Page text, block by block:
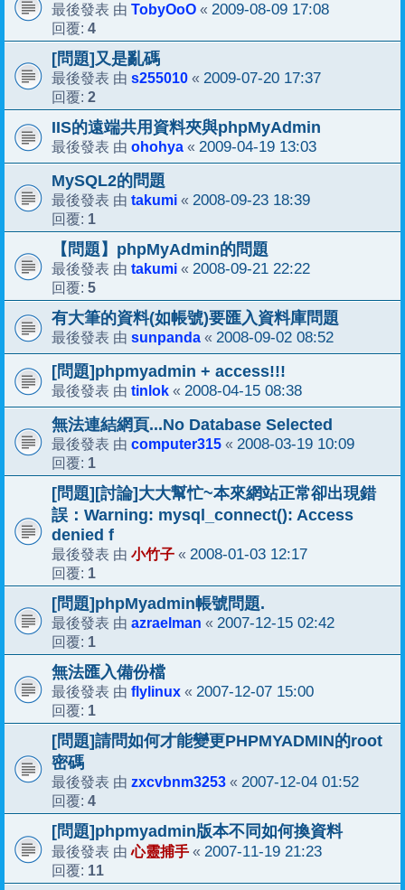
最後發表 由 TobyOoO « 2009-08-09 17:08
回覆: 4
[問題]又是亂碼
最後發表 由 s255010 « 2009-07-20 17:37
回覆: 2
IIS的遠端共用資料夾與phpMyAdmin
最後發表 由 ohohya « 2009-04-19 13:03
MySQL2的問題
最後發表 由 takumi « 2008-09-23 18:39
回覆: 1
【問題】phpMyAdmin的問題
最後發表 由 takumi « 2008-09-21 22:22
回覆: 5
有大筆的資料(如帳號)要匯入資料庫問題
最後發表 由 sunpanda « 2008-09-02 08:52
[問題]phpmyadmin + access!!!
最後發表 由 tinlok « 2008-04-15 08:38
無法連結網頁...No Database Selected
最後發表 由 computer315 « 2008-03-19 10:09
回覆: 1
[問題][討論]大大幫忙~本來網站正常卻出現錯
誤：Warning: mysql_connect(): Access
denied f
最後發表 由 小竹子 « 2008-01-03 12:17
回覆: 1
[問題]phpMyadmin帳號問題.
最後發表 由 azraelman « 2007-12-15 02:42
回覆: 1
無法匯入備份檔
最後發表 由 flylinux « 2007-12-07 15:00
回覆: 1
[問題]請問如何才能變更PHPMYADMIN的root
密碼
最後發表 由 zxcvbnm3253 « 2007-12-04 01:52
回覆: 4
[問題]phpmyadmin版本不同如何換資料
最後發表 由心靈捕手 « 2007-11-19 21:23
回覆: 11